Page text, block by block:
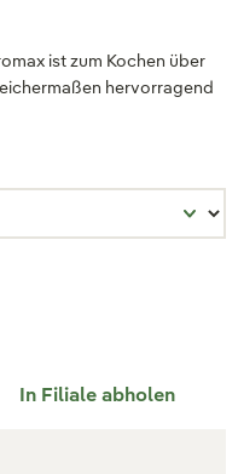
ist zum Kochen über
hervorragend
In Filiale abholen